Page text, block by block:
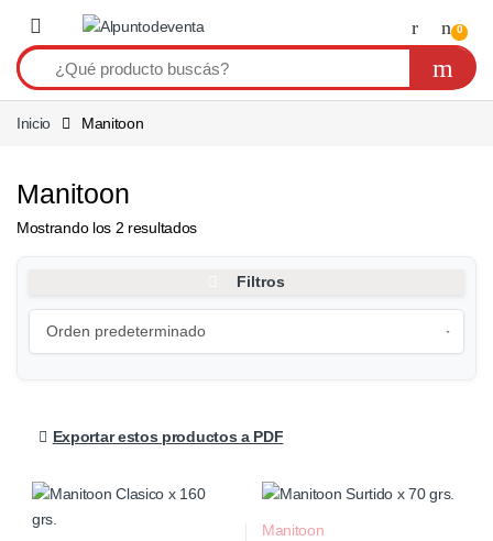
Saltar a navegación
0
Inicio Manitoon
Manitoon
Mostrando los 2 resultados
Filtros
Exportar estos productos a PDF
Manitoon